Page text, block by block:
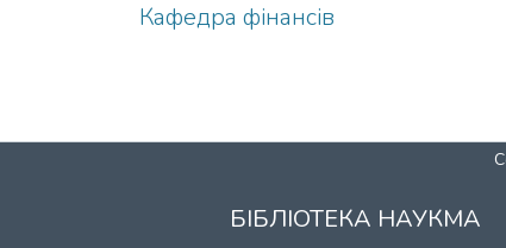
Кафедра фінансів
БІБЛІОТЕКА НАУКМА